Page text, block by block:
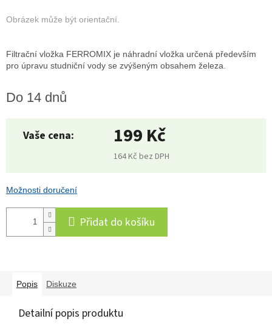
Filtrační vložka FERROMIX je náhradní vložka určená především
pro úpravu studniční vody se zvýšeným obsahem železa.
Do 14 dnů
199 Kč
164 Kč bez DPH
cena:
Možnosti doručení
Přidat do košíku
Popis Diskuze
Detailní popis produktu